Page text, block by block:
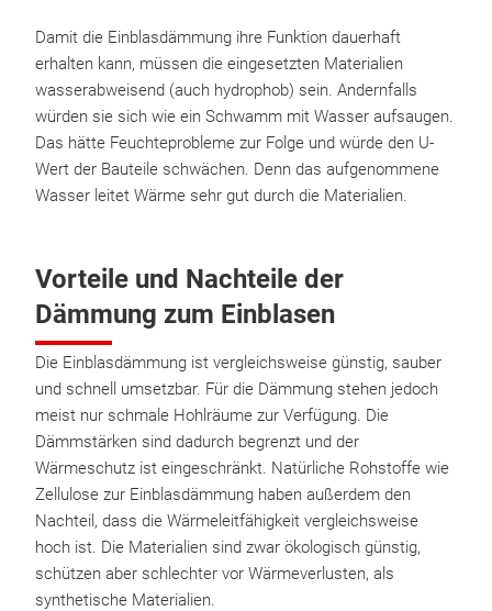
Damit die Einblasdämmung ihre Funktion dauerhaft
erhalten kann, müssen die eingesetzten Materialien
wasserabweisend (auch hydrophob) sein. Andernfalls
würden sie sich wie ein Schwamm mit Wasser aufsaugen.
Das hätte Feuchteprobleme zur Folge und würde den U-
Wert der Bauteile schwächen. Denn das aufgenommene
Wasser leitet Wärme sehr gut durch die Materialien.
Vorteile und Nachteile der
Dämmung zum Einblasen
Die Einblasdämmung ist vergleichsweise günstig, sauber
und schnell umsetzbar. Für die Dämmung stehen jedoch
meist nur schmale Hohlräume zur Verfügung. Die
Dämmstärken sind dadurch begrenzt und der
Wärmeschutz ist eingeschränkt. Natürliche Rohstoffe wie
Zellulose zur Einblasdämmung haben außerdem den
Nachteil, dass die Wärmeleitfähigkeit vergleichsweise
hoch ist. Die Materialien sind zwar ökologisch günstig,
schützen aber schlechter vor Wärmeverlusten, als
synthetische Materialien.